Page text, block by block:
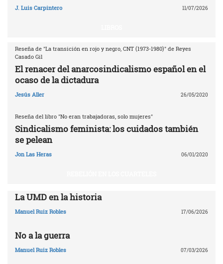
J. Luis Carpintero 11/07/2026
Reseña de "La transición en rojo y negro, CNT (1973-1980)" de Reyes
Casado Gil
El renacer del anarcosindicalismo español en el
ocaso de la dictadura
Jesús Aller 26/05/2020
Reseña del libro "No eran trabajadoras, solo mujeres"
Sindicalismo feminista: los cuidados también
se pelean
Jon Las Heras 06/01/2020
La UMD en la historia
Manuel Ruiz Robles 17/06/2026
No a la guerra
Manuel Ruiz Robles 07/03/2026